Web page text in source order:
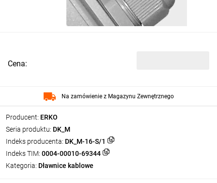
Producent: ERKO
Seria produktu: DK_M
Indeks producenta: DK_M-16-S/1
Indeks TIM: 0004-00010-69344
Kategoria: Dławnice kablowe
Cena:
Na zamówienie z Magazynu Zewnętrznego